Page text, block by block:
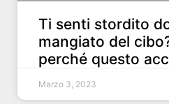
Ti senti stordito
mangiato del
perché questo
Marzo 3, 2023